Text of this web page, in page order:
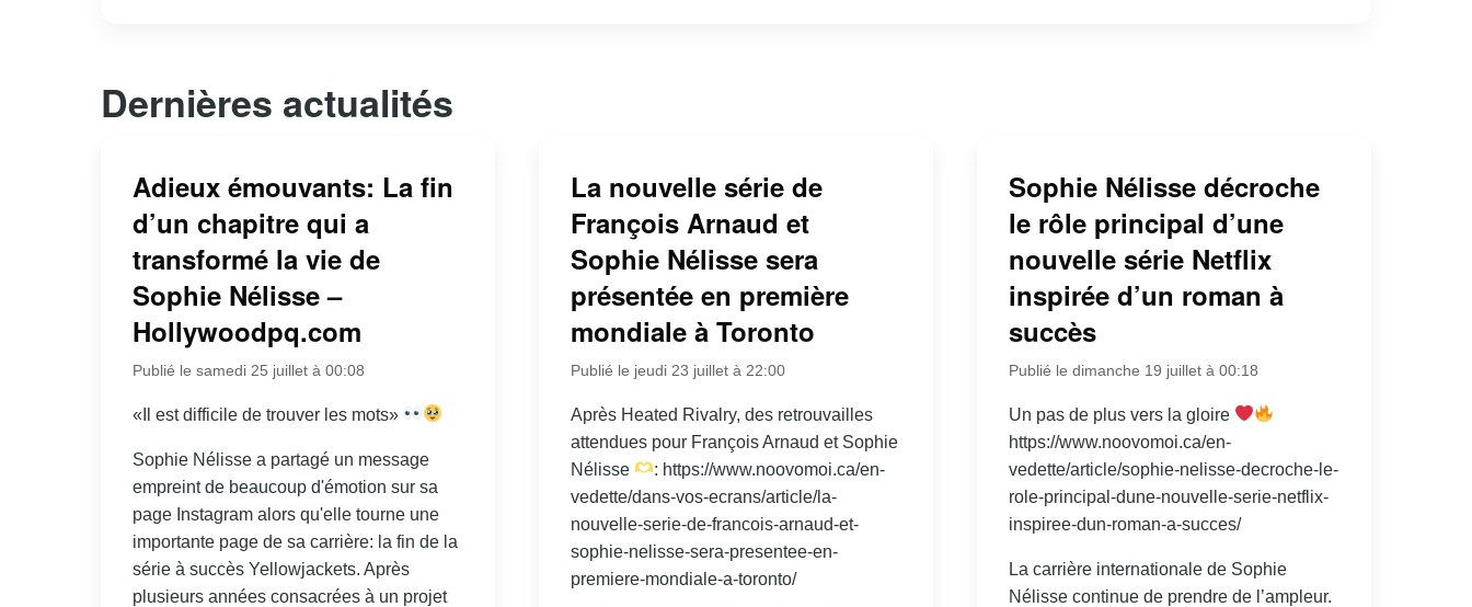
Dernières actualités
Adieux émouvants: La fin
d’un chapitre qui a
transformé la vie de
Sophie Nélisse –
Hollywoodpq.com
Publié le samedi 25 juillet à 00:08
«Il est difficile de trouver les mots»
Sophie Nélisse a partagé un message
empreint de beaucoup d'émotion sur sa
page Instagram alors qu'elle tourne une
importante page de sa carrière: la fin de la
série à succès Yellowjackets. Après
plusieurs années consacrées à un projet
La nouvelle série de
François Arnaud et
Sophie Nélisse sera
présentée en première
mondiale à Toronto
Publié le jeudi 23 juillet à 22:00
Après Heated Rivalry, des retrouvailles
attendues pour François Arnaud et Sophie
Nélisse
: https://www.noovomoi.ca/en-
vedette/dans-vos-ecrans/article/la-
nouvelle-serie-de-francois-arnaud-et-
sophie-nelisse-sera-presentee-en-
premiere-mondiale-a-toronto/
Sophie Nélisse décroche
le rôle principal d’une
nouvelle série Netflix
inspirée d’un roman à
succès
Publié le dimanche 19 juillet à 00:18
Un pas de plus vers la gloire
https://www.noovomoi.ca/en-
vedette/article/sophie-nelisse-decroche-le-
role-principal-dune-nouvelle-serie-netflix-
inspiree-dun-roman-a-succes/
La carrière internationale de Sophie
Nélisse continue de prendre de l’ampleur.